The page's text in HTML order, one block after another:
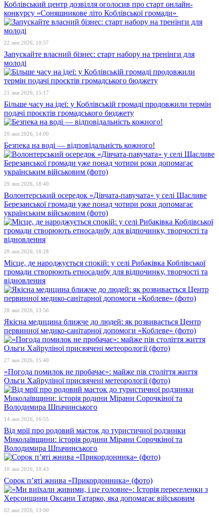
Коблівський центр дозвілля оголосив про старт онлайн-
конкурсу «Соняшникове літо Коблівської громади»
22 лип 2026, 10:57
Запускайте власний бізнес: старт набору на тренінги для
молоді
21 лип 2026, 15:17
Більше часу на ідеї: у Коблівській громаді продовжили термін
подачі проєктів громадського бюджету
20 лип 2026, 14:00
Безпека на воді — відповідальність кожного!
29 лип 2026, 18:40
Волонтерський осередок «Дівчата-павучата» у селі Щасливе
Березанської громади уже понад чотири роки допомагає
українським військовим (фото)
28 лип 2026, 16:28
Місце, де народжується спокій: у селі Рибаківка Коблівської
громади створюють етносадибу для відпочинку, творчості та
відновлення
28 лип 2026, 13:56
Якісна медицина ближче до людей: як розвивається Центр
первинної медико-санітарної допомоги «Коблеве» (фото)
27 лип 2026, 15:40
«Погода помилок не пробачає»: майже пів століття життя
Ольги Хайруліної присвячені метеорології (фото)
14 лип 2026, 16:55
Від мрії про родовий маєток до туристичної родзинки
Миколаївщини: історія родини Мірани Сорочкіної та
Володимира Шпачинського
10 лип 2026, 10:43
Сорок п’яті жнива «Прикордонника» (фото)
02 лип 2026, 13:00